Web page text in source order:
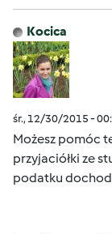
Kocica
śr., 12/30/2015 -
Możesz pomóc
przyjaciółki ze
podatku